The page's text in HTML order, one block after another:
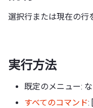
選択行または現在の行
実行方法
既定のメニュー:
すべてのコマンド: